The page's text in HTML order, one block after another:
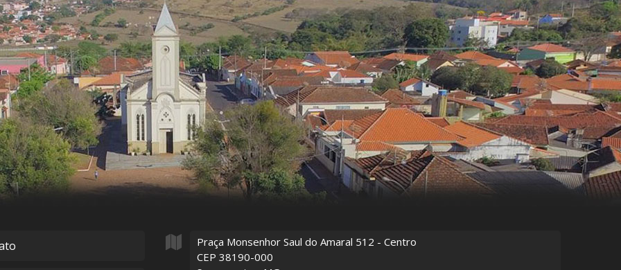
Praça Monsenhor Saul do Amaral 512 - Centro
CEP 38190-000